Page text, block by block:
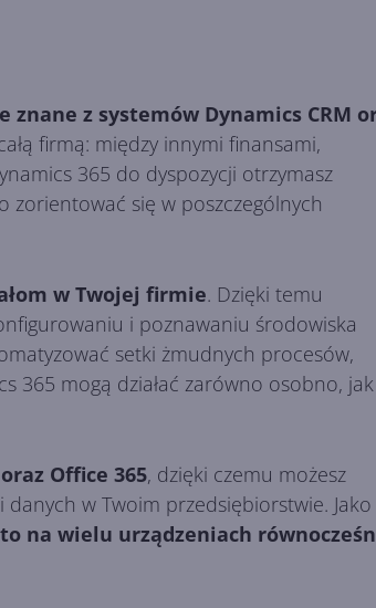
z systemów Dynamics CRM
firmą: między innymi finansami,
365 do dyspozycji otrzymasz
zorientować się w poszczególnych
w Twojej firmie. Dzięki temu
i poznawaniu środowiska
setki żmudnych procesów,
365 mogą działać zarówno osobno,
Office 365, dzięki czemu możesz
w Twoim przedsiębiorstwie. Jako
na wielu urządzeniach